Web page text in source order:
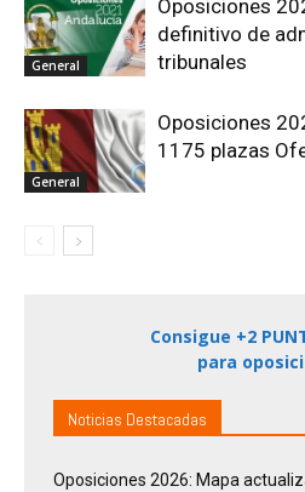
General
Oposiciones
definitivo de
tribunales
General
Oposiciones
1175 plazas
Consigue +2
para
Noticias Destacadas
Oposiciones 2026: Mapa